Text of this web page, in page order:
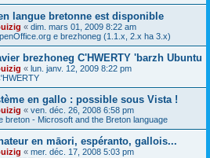
langue bretonne est disponible
« dim. mars 01, 2009 8:22 am
e brezhoneg (1.1.x, 2.x ha 3.x)
brezhoneg C'HWERTY 'barzh Ubuntu
« lun. janv. 12, 2009 8:22 pm
en gallo : possible sous Vista !
« ven. déc. 26, 2008 6:58 pm
breton - Microsoft and the Breton language
en māori, espéranto, gallois...
« mer. déc. 17, 2008 5:03 pm